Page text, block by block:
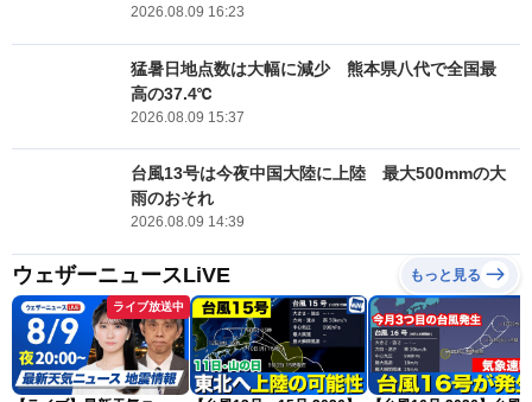
2026.08.09 16:23
猛暑日地点数は大幅に減少 熊本県八代で全国最
高の37.4℃
2026.08.09 15:37
台風13号は今夜中国大陸に上陸 最大500mmの大
雨のおそれ
2026.08.09 14:39
ウェザーニュースLiVE もっと見る
ライブ放送中